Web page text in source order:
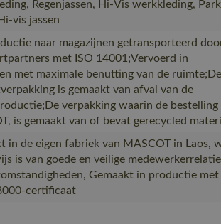
Regenjassen, Hi-Vis werkkleding,
vis jassen
naar magazijnen getransporteerd
met ISO 14001;Vervoerd in
met maximale benutting van de ruimte;De
is gemaakt van afval van de
verpakking waarin de bestelling
is gemaakt van of bevat gerecycled
in de eigen fabriek van MASCOT in Laos,
is van goede en veilige
Gemaakt in productie met
certificaat